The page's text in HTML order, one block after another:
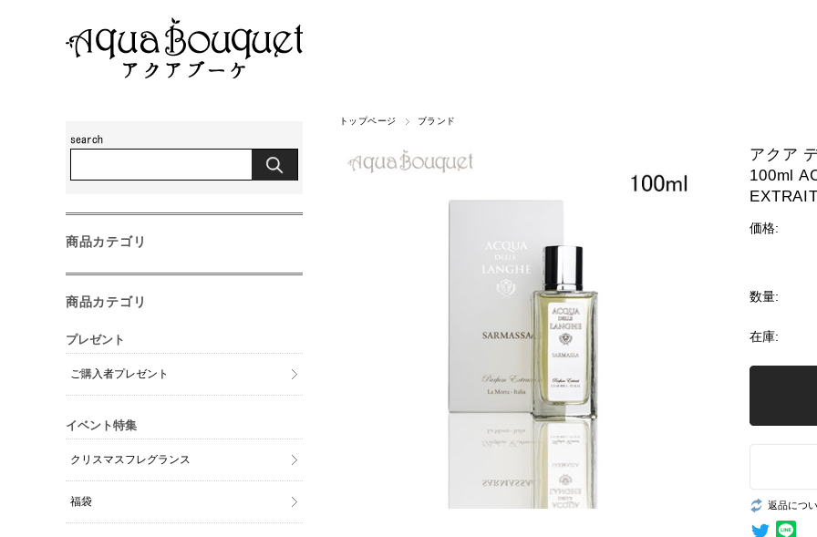
トップページ ブランド
アクア
100ml
EXTRAIT
価格:
数量:
在庫:
返品につ
商品カテゴリ
商品カテゴリ
プレゼント
ご購入者プレゼント
イベント特集
クリスマスフレグランス
福袋